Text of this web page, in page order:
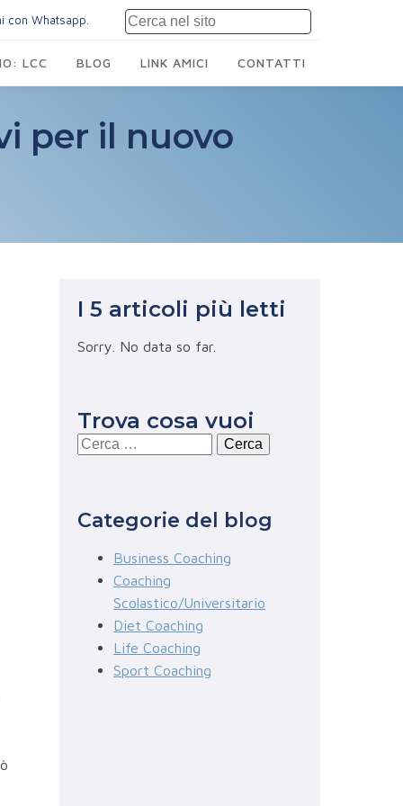
con Whatsapp.
LCC BLOG LINK AMICI CONTATTI
per il nuovo
I 5 articoli più letti
Sorry. No data so far.
Trova cosa vuoi
Ricerca
Categorie del blog
Business Coaching
Coaching
Scolastico/Universitario
Diet Coaching
Life Coaching
Sport Coaching